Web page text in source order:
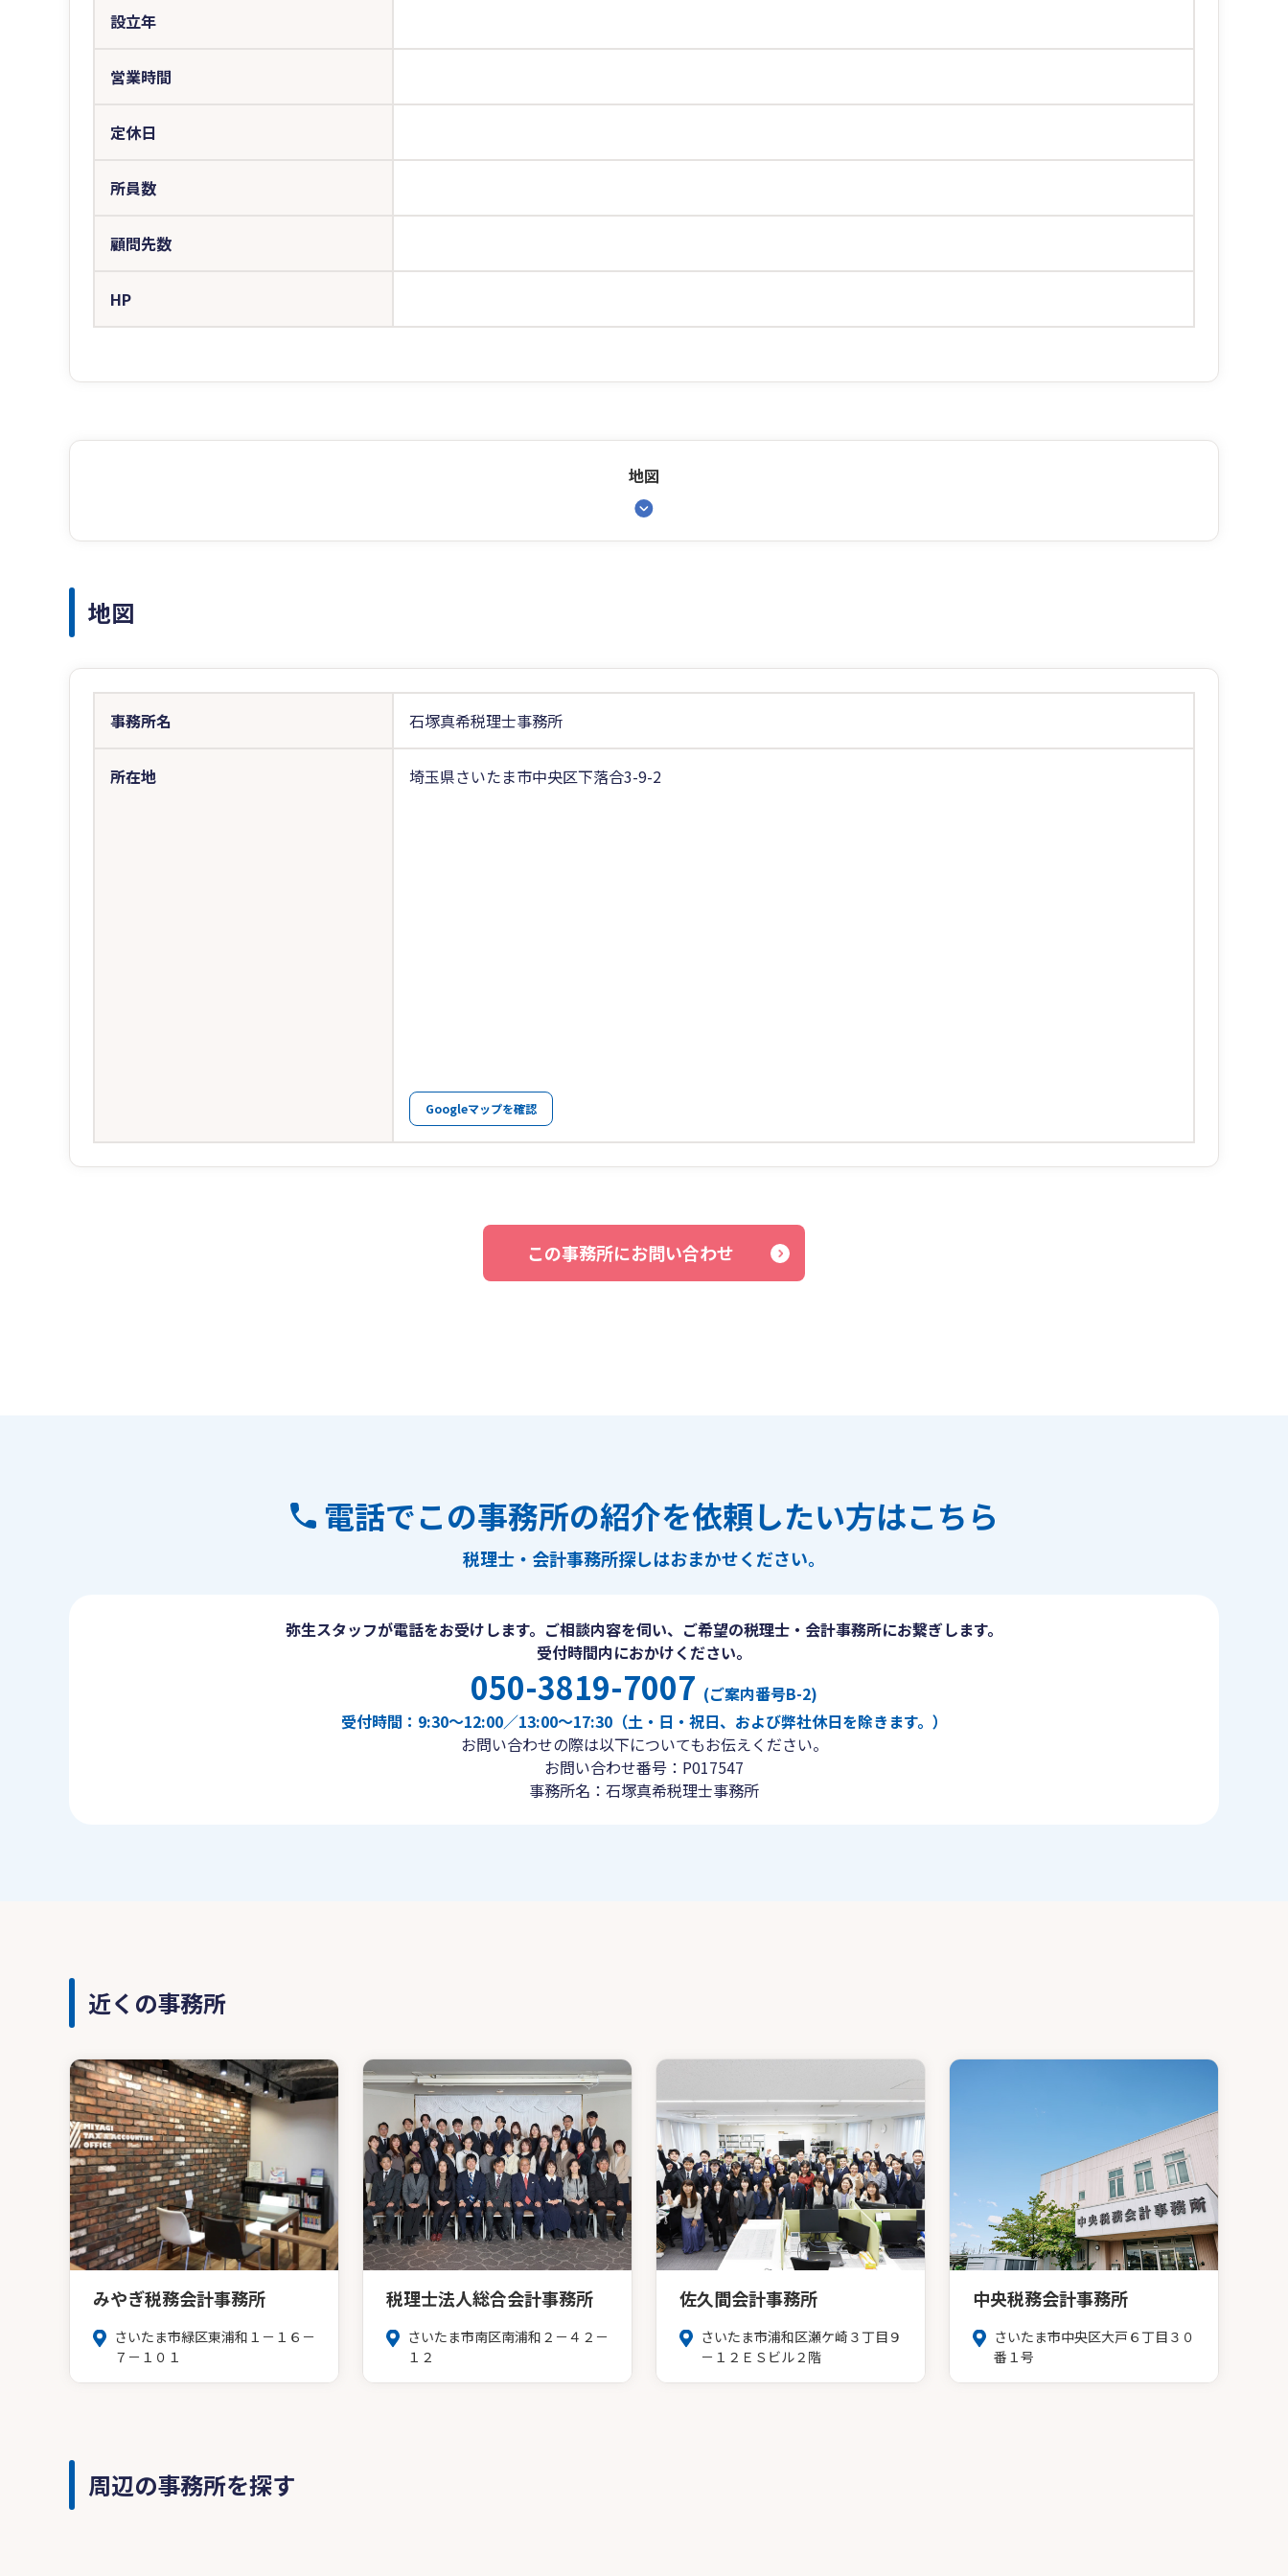
設立年
営業時間
定休日
所員数
顧問先数
HP
地図
地図
事務所名 石塚真希税理士事務所
所在地 埼玉県さいたま市中央区下落合3-9-2
Googleマップを確認
この事務所にお問い合わせ
電話でこの事務所の紹介を依頼したい方はこちら
税理士・会計事務所探しはおまかせください。
弥生スタッフが電話をお受けします。ご相談内容を伺い、ご希望の税理士・会計事務所にお繋ぎします。
受付時間内におかけください。
050-3819-7007 (ご案内番号B-2)
受付時間：9:30〜12:00／13:00〜17:30（土・日・祝日、および弊社休日を除きます。）
お問い合わせの際は以下についてもお伝えください。
お問い合わせ番号：P017547
事務所名：石塚真希税理士事務所
近くの事務所
みやぎ税務会計事務所
さいたま市緑区東浦和１－１６－
７－１０１
税理士法人総合会計事務所
さいたま市南区南浦和２－４２－
１２
佐久間会計事務所
さいたま市浦和区瀬ケ崎３丁目９
－１２ＥＳビル２階
中央税務会計事務所
さいたま市中央区大戸６丁目３０
番１号
周辺の事務所を探す